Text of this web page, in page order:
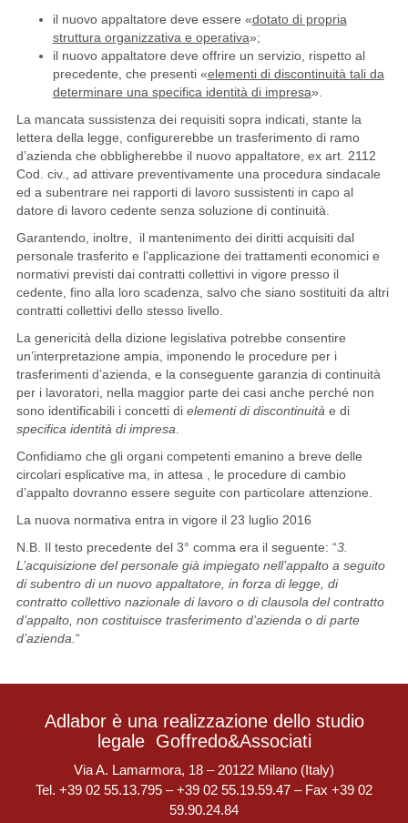
il nuovo appaltatore deve essere «dotato di propria
struttura organizzativa e operativa»;
il nuovo appaltatore deve offrire un servizio, rispetto al
precedente, che presenti «elementi di discontinuità tali da
determinare una specifica identità di impresa».
La mancata sussistenza dei requisiti sopra indicati, stante la
lettera della legge, configurerebbe un trasferimento di ramo
d’azienda che obbligherebbe il nuovo appaltatore, ex art. 2112
Cod. civ., ad attivare preventivamente una procedura sindacale
ed a subentrare nei rapporti di lavoro sussistenti in capo al
datore di lavoro cedente senza soluzione di continuità.
Garantendo, inoltre, il mantenimento dei diritti acquisiti dal
personale trasferito e l’applicazione dei trattamenti economici e
normativi previsti dai contratti collettivi in vigore presso il
cedente, fino alla loro scadenza, salvo che siano sostituiti da altri
contratti collettivi dello stesso livello.
La genericità della dizione legislativa potrebbe consentire
un’interpretazione ampia, imponendo le procedure per i
trasferimenti d’azienda, e la conseguente garanzia di continuità
per i lavoratori, nella maggior parte dei casi anche perché non
sono identificabili i concetti di elementi di discontinuità e di
specifica identità di impresa
Confidiamo che gli organi competenti emanino a breve delle
circolari esplicative ma, in attesa , le procedure di cambio
d’appalto dovranno essere seguite con particolare attenzione.
La nuova normativa entra in vigore il 23 luglio 2016
N.B. Il testo precedente del 3° comma era il seguente: “3.
L’acquisizione del personale già impiegato nell’appalto a seguito
di subentro di un nuovo appaltatore, in forza di legge, di
contratto collettivo nazionale di lavoro o di clausola del contratto
d’appalto, non costituisce trasferimento d’azienda o di parte
d’azienda. “
Adlabor è una realizzazione dello studio
legale Goffredo&Associati
Via A. Lamarmora, 18 – 20122 Milano (Italy)
Tel. +39 02 55.13.795 – +39 02 55.19.59.47 – Fax +39 02
59.90.24.84